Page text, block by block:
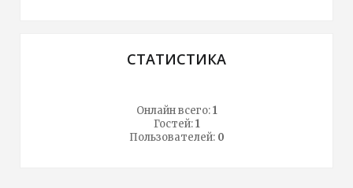
СТАТИСТИКА
Онлайн всего:1
Гостей:1
Пользователей: 0